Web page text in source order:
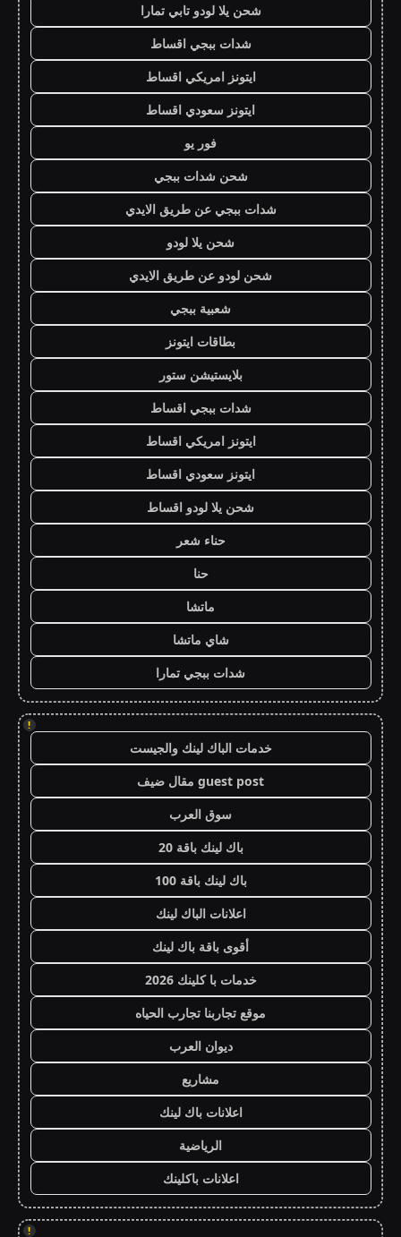
شحن يلا لودو تابي تمارا
شدات ببجي اقساط
ايتونز امريكي اقساط
ايتونز سعودي اقساط
فور يو
شحن شدات ببجي
شدات ببجي عن طريق الايدي
شحن يلا لودو
شحن لودو عن طريق الايدي
شعبية ببجي
بطاقات ايتونز
بلايستيشن ستور
شدات ببجي اقساط
ايتونز امريكي اقساط
ايتونز سعودي اقساط
شحن يلا لودو اقساط
حناء شعر
حنا
ماتشا
شاي ماتشا
شدات ببجي تمارا
!
خدمات الباك لينك والجيست
guest post مقال ضيف
سوق العرب
باك لينك باقة 20
باك لينك باقة 100
اعلانات الباك لينك
أقوى باقة باك لينك
خدمات با كلينك 2026
موقع تجاربنا تجارب الحياه
ديوان العرب
مشاريع
اعلانات باك لينك
الرياضية
اعلانات باكلينك
!